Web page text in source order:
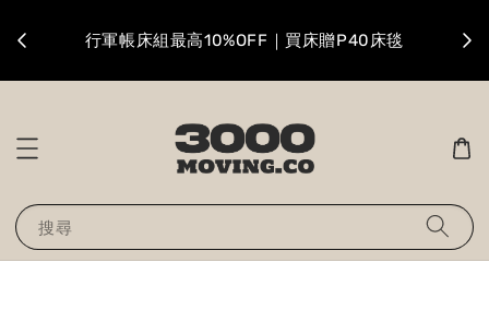
行軍帳床組最高10%OFF｜買床贈P40床毯
搜尋